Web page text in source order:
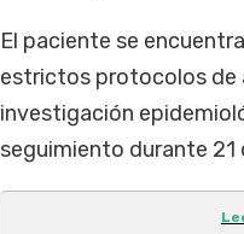
El paciente se
estrictos protocolos de
investigación
seguimiento durante 21